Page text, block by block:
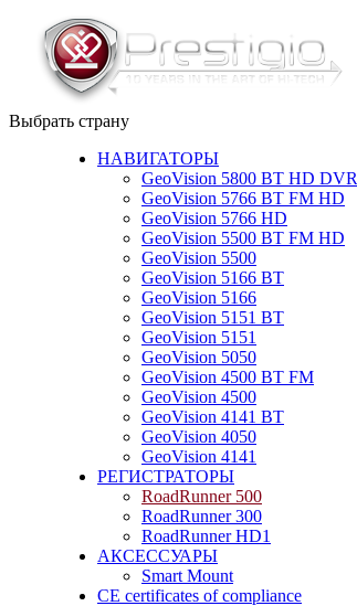
Выбрать страну
НАВИГАТОРЫ
GeoVision 5800 BT HD DVR
GeoVision 5766 BT FM HD
GeoVision 5766 HD
GeoVision 5500 BT FM HD
GeoVision 5500
GeoVision 5166 BT
GeoVision 5166
GeoVision 5151 BT
GeoVision 5151
GeoVision 5050
GeoVision 4500 BT FM
GeoVision 4500
GeoVision 4141 BT
GeoVision 4050
GeoVision 4141
РЕГИСТРАТОРЫ
RoadRunner 500
RoadRunner 300
RoadRunner HD1
АКСЕССУАРЫ
Smart Mount
CE certificates of compliance